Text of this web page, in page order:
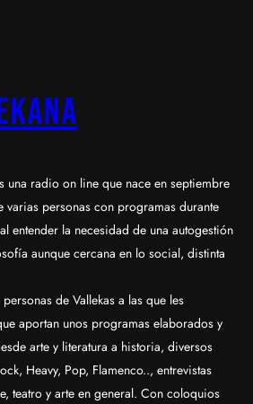
una radio on line que nace en septiembre
personas con programas durante
entender la necesidad de una autogestión
aunque cercana en lo social, distinta
de Vallekas a las que les
aportan unos programas elaborados y
arte y literatura a historia, diversos
Heavy, Pop, Flamenco.., entrevistas
teatro y arte en general. Con coloquios